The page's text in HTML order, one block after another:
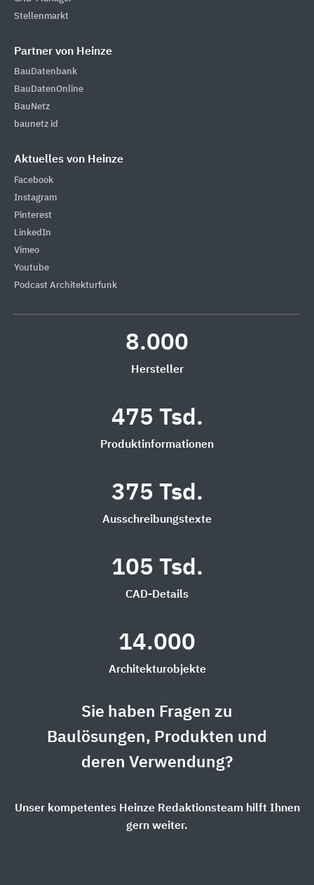
Stellenmarkt
Partner von Heinze
BauDatenbank
BauDatenOnline
BauNetz
baunetz id
Aktuelles von Heinze
Facebook
Instagram
Pinterest
LinkedIn
Vimeo
Youtube
Podcast Architekturfunk
8.000
Hersteller
475 Tsd.
Produktinformationen
375 Tsd.
Ausschreibungstexte
105 Tsd.
CAD-Details
14.000
Architekturobjekte
Sie haben Fragen zu
Baulösungen, Produkten und
deren Verwendung?
Unser kompetentes Heinze Redaktionsteam hilft Ihnen
gern weiter.